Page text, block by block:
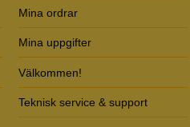
Mina ordrar
Mina uppgifter
Välkommen!
Teknisk service & support